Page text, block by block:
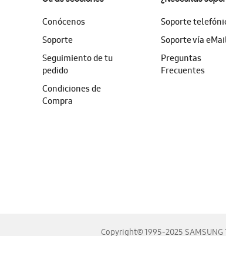
Conócenos
Soporte
Seguimiento de tu
pedido
Condiciones de
Compra
Soporte
Soporte vía
Preguntas
Frecuentes
Copyright© 1995-2025 SAMSUNG